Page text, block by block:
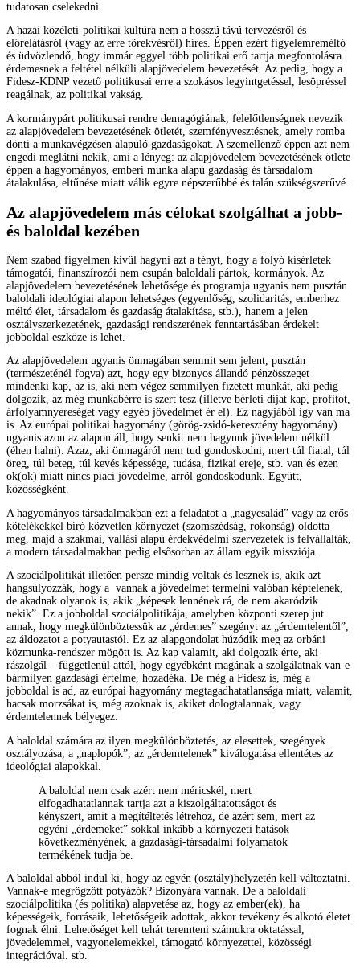
tudatosan cselekedni.
A hazai közéleti-politikai kultúra nem a hosszú távú tervezésről és
előrelátásról (vagy az erre törekvésről) híres. Éppen ezért figyelemreméltó
és üdvözlendő, hogy immár eggyel több politikai erő tartja megfontolásra
érdemesnek a feltétel nélküli alapjövedelem bevezetését. Az pedig, hogy a
Fidesz-KDNP vezető politikusai erre a szokásos legyintgetéssel, lesöpréssel
reagálnak, az politikai vakság.
A kormánypárt politikusai rendre demagógiának, felelőtlenségnek nevezik
az alapjövedelem bevezetésének ötletét, szemfényvesztésnek, amely romba
dönti a munkavégzésen alapuló gazdaságokat. A szemellenző éppen azt nem
engedi meglátni nekik, ami a lényeg: az alapjövedelem bevezetésének ötlete
éppen a hagyományos, emberi munka alapú gazdaság és társadalom
átalakulása, eltűnése miatt válik egyre népszerűbbé és talán szükségszerűvé.
Az alapjövedelem más célokat szolgálhat a jobb-
és baloldal kezében
Nem szabad figyelmen kívül hagyni azt a tényt, hogy a folyó kísérletek
támogatói, finanszírozói nem csupán baloldali pártok, kormányok. Az
alapjövedelem bevezetésének lehetősége és programja ugyanis nem pusztán
baloldali ideológiai alapon lehetséges (egyenlőség, szolidaritás, emberhez
méltó élet, társadalom és gazdaság átalakítása, stb.), hanem a jelen
osztályszerkezetének, gazdasági rendszerének fenntartásában érdekelt
jobboldal eszköze is lehet.
Az alapjövedelem ugyanis önmagában semmit sem jelent, pusztán
(természeténél fogva) azt, hogy egy bizonyos állandó pénzösszeget
mindenki kap, az is, aki nem végez semmilyen fizetett munkát, aki pedig
dolgozik, az még munkabérre is szert tesz (illetve bérleti díjat kap, profitot,
árfolyamnyereséget vagy egyéb jövedelmet ér el). Ez nagyjából így van ma
is. Az európai politikai hagyomány (görög-zsidó-keresztény hagyomány)
ugyanis azon az alapon áll, hogy senkit nem hagyunk jövedelem nélkül
(éhen halni). Azaz, aki önmagáról nem tud gondoskodni, mert túl fiatal, túl
öreg, túl beteg, túl kevés képessége, tudása, fizikai ereje, stb. van és ezen
ok(ok) miatt nincs piaci jövedelme, arról gondoskodunk. Együtt,
közösségként.
A hagyományos társadalmakban ezt a feladatot a „nagycsalád” vagy az erős
kötelékekkel bíró közvetlen környezet (szomszédság, rokonság) oldotta
meg, majd a szakmai, vallási alapú érdekvédelmi szervezetek is felvállalták,
a modern társadalmakban pedig elsősorban az állam egyik missziója.
A szociálpolitikát illetően persze mindig voltak és lesznek is, akik azt
hangsúlyozzák, hogy a vannak a jövedelmet termelni valóban képtelenek,
de akadnak olyanok is, akik „képesek lennének rá, de nem akaródzik
nekik”. Ez a jobboldal szociálpolitikája, amelyben központi szerep jut
annak, hogy megkülönböztessük az „érdemes” szegényt az „érdemtelentől”,
az áldozatot a potyautastól. Ez az alapgondolat húzódik meg az orbáni
közmunka-rendszer mögött is. Az kap valamit, aki dolgozik érte, aki
rászolgál – függetlenül attól, hogy egyébként magának a szolgálatnak van-e
bármilyen gazdasági értelme, hozadéka. De még a Fidesz is, még a
jobboldal is ad, az európai hagyomány megtagadhatatlansága miatt, valamit,
hacsak morzsákat is, még azoknak is, akiket dologtalannak, vagy
érdemtelennek bélyegez.
A baloldal számára az ilyen megkülönböztetés, az elesettek, szegények
osztályozása, a „naplopók”, az „érdemtelenek” kiválogatása ellentétes az
ideológiai alapokkal.
A baloldal nem csak azért nem méricskél, mert
elfogadhatatlannak tartja azt a kiszolgáltatottságot és
kényszert, amit a megítéltetés létrehoz, de azért sem, mert az
egyéni „érdemeket” sokkal inkább a környezeti hatások
következményének, a gazdasági-társadalmi folyamatok
termékének tudja be.
A baloldal abból indul ki, hogy az egyén (osztály)helyzetén kell változtatni.
Vannak-e megrögzött potyázók? Bizonyára vannak. De a baloldali
szociálpolitika (és politika) alapvetése az, hogy az ember(ek), ha
képességeik, forrásaik, lehetőségeik adottak, akkor tevékeny és alkotó életet
fognak élni. Lehetőséget kell tehát teremteni számukra oktatással,
jövedelemmel, vagyonelemekkel, támogató környezettel, közösségi
integrációval. stb.